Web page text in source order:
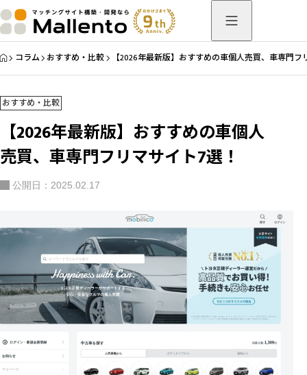
HOME
コラム おすすめ・比較 【2026年最新版】おすすめの車個人売買、車専門フ
おすすめ・比較
【2026年最新版】おすすめの車個人
売買、車専門フリマサイト7選！
公開日：2025.02.17